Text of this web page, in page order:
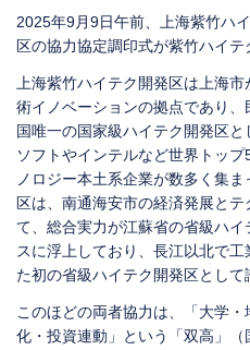
2025年9月9日午前、上海紫竹ハ
区の協力協定調印式が紫竹ハイテ
上海紫竹ハイテク開発区は上海
術イノベーションの拠点であり
国唯一の国家級ハイテク開発区
ソフトやインテルなど世界トッ
ノロジー本土系企業が数多く集
区は、南通海安市の経済発展と
て、総合実力が江蘇省の省級ハ
スに浮上しており、長江以北で
た初の省級ハイテク開発区として
このほどの両者協力は、「大学
化・投資連動」という「双高」